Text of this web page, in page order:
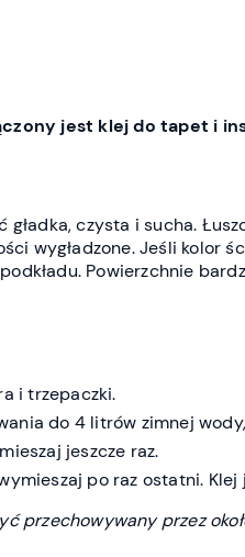
jest klej do tapet i
gładka, czysta i sucha.
wygładzone. Jeśli kolor
Powierzchnie
i trzepaczki.
do 4 litrów zimnej
jeszcze raz.
po raz ostatni.
przechowywany przez